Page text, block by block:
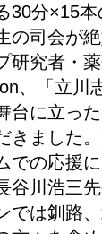
30分×15
の司会が
研究者・
、「立川
台に立っ
きました
での応援
谷川浩三
では釧路